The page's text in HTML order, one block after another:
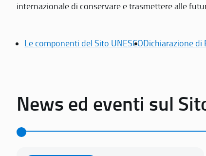
internazionale di conservare e trasmettere alle
Le componenti del Sito UNESCODichiarazione di
News ed eventi sul